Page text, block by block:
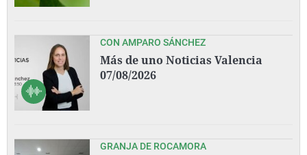
CON AMPARO SÁNCHEZ
Más de uno Noticias Valencia
07/08/2026
GRANJA DE ROCAMORA